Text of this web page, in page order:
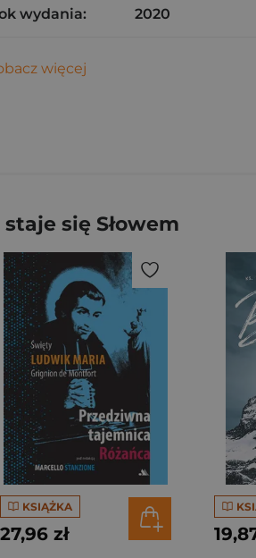
wydania: 2020
więcej
się Słowem
KSIĄŻKA
27,96 zł